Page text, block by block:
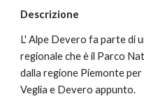
Descrizione
L' Alpe Devero fa parte di
regionale che è il Parco
dalla regione Piemonte
Veglia e Devero appunto.